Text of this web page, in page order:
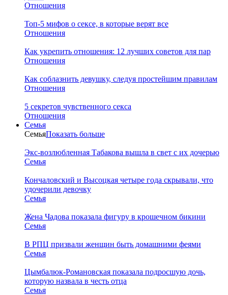
Отношения
Топ-5 мифов о сексе, в которые верят все
Отношения
Как укрепить отношения: 12 лучших советов для пар
Отношения
Как соблазнить девушку, следуя простейшим правилам
Отношения
5 секретов чувственного секса
Отношения
Семья
СемьяПоказать больше
Экс-возлюбленная Табакова вышла в свет с их дочерью
Семья
Кончаловский и Высоцкая четыре года скрывали, что
удочерили девочку
Семья
Жена Чадова показала фигуру в крошечном бикини
Семья
В РПЦ призвали женщин быть домашними феями
Семья
Цымбалюк-Романовская показала подросшую дочь,
которую назвала в честь отца
Семья